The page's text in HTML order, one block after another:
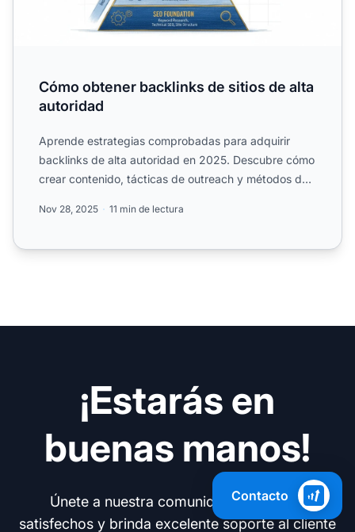
Cómo obtener backlinks de sitios de alta
autoridad
Aprende estrategias comprobadas para adquirir
backlinks de alta autoridad en 2025. Descubre cómo
crear contenido, tácticas de outreach y métodos de
Nov 28, 2025 11 min de lectura
¡Estarás en
buenas manos!
Únete a nuestra comunidad de clientes
satisfechos y brinda excelente soporte al cliente
Contacto